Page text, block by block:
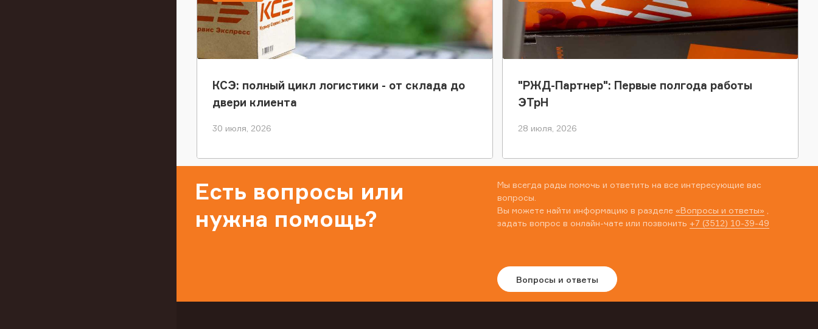
КСЭ: полный цикл логистики - от склада до
двери клиента
30 июля, 2026
"РЖД-Партнер": Первые полгода работы
ЭТрН
28 июля, 2026
Есть вопросы или
нужна помощь?
Мы всегда рады помочь и ответить на все интересующие вас
вопросы.
Вы можете найти информацию в разделе «Вопросы и ответы»
задать вопрос в онлайн-чате или позвонить +7 (3512) 10-39-49
Вопросы и ответы